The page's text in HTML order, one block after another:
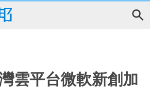
雲平台微軟新創加